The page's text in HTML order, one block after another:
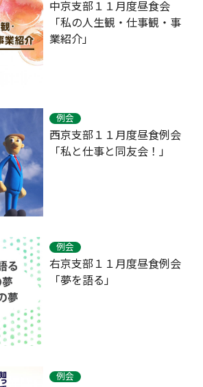
中京支部１１月度昼食会
「私の人生観・仕事観・事
業紹介」
例会
西京支部１１月度昼食例会
「私と仕事と同友会！」
例会
右京支部１１月度昼食例会
「夢を語る」
例会